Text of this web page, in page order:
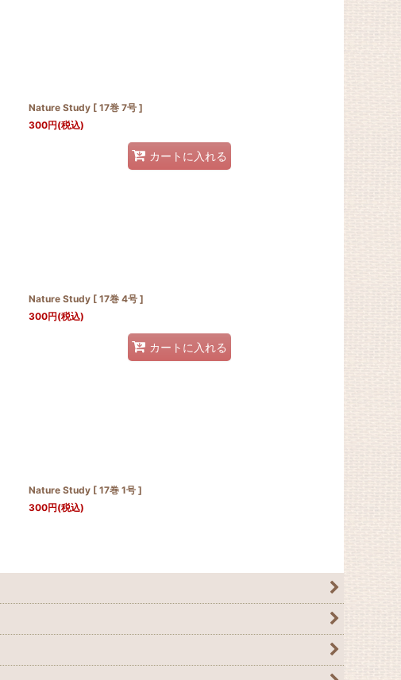
Nature Study [ 17巻 7号 ]
300円(税込)
カートに入れる
Nature Study [ 17巻 4号 ]
300円(税込)
カートに入れる
Nature Study [ 17巻 1号 ]
300円(税込)